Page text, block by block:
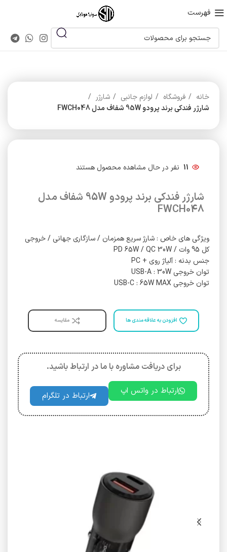
فهرست
خانه فروشگاه لوازم جانبی
شارژر
شارژر فندکی برند پرودو 95W شفاف مدل FWCH048
11 نفر در حال مشاهده محصول هستند
شارژر فندکی برند پرودو 95W شفاف مدل
FWCH048
ویژگی های خاص : شارژ سریع همزمان / سازگاری جهانی / خروجی
کل 95 وات / PD 65W / QC 30W
جنس بدنه : آلیاژ روی + PC
توان خروجی USB-A : 30W
توان خروجی USB-C : 65W MAX
افزودن به علاقه مندی ها مقایسه
برای دریافت مشاوره با ما در ارتباط باشید.
ارتباط در واتس اپ ارتباط در تلگرام